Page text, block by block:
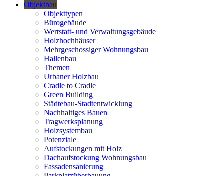
Objektbau
Objekttypen
Bürogebäude
Wertstatt- und Verwaltungsgebäude
Holzhochhäuser
Mehrgeschossiger Wohnungsbau
Hallenbau
Themen
Urbaner Holzbau
Cradle to Cradle
Green Building
Städtebau-Stadtentwicklung
Nachhaltiges Bauen
Tragwerksplanung
Holzsystembau
Potenziale
Aufstockungen mit Holz
Dachaufstockung Wohnungsbau
Fassadensanierung